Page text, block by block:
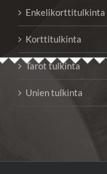
Enkelikorttitulkinta
Korttitulkinta
Tarot tulkinta
Unien tulkinta